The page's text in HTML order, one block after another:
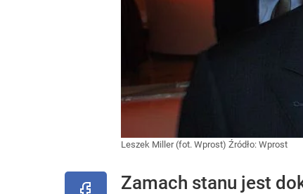
Leszek Miller (fot. Wprost) Źródło: Wprost
Zamach stanu jest